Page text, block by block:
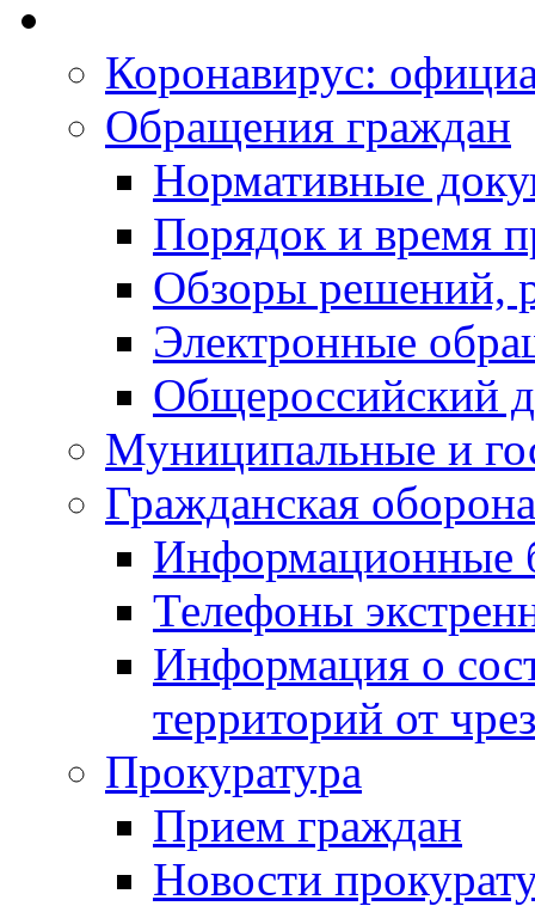
Коронавирус:
Обращения граждан
Нормативные
Порядок и время
Обзоры решений,
Электронные
Общероссийский
Муниципальные и
Гражданская
Информационные
Телефоны
Информация о
территорий от
Прокуратура
Прием граждан
Новости